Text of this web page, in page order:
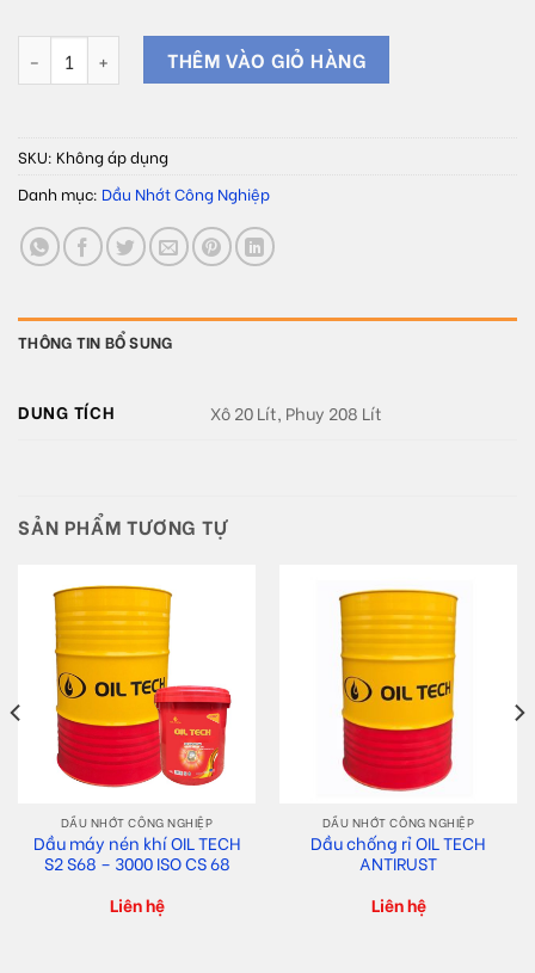
Dầu máy nén khí OIL TECH S4 S46 - 8000 ISO CS 46 số lượng
THÊM VÀO GIỎ HÀNG
SKU: Không áp dụng
Danh mục: Dầu Nhớt Công Nghiệp
THÔNG TIN BỔ SUNG
DUNG TÍCH Xô 20 Lít, Phuy 208 Lít
SẢN PHẨM TƯƠNG TỰ
DẦU NHỚT CÔNG NGHIỆP
Dầu máy nén khí OIL TECH
S2 S68 – 3000 ISO CS 68
Liên hệ
DẦU NHỚT CÔNG NGHIỆP
Dầu chống rỉ OIL TECH
ANTIRUST
Liên hệ